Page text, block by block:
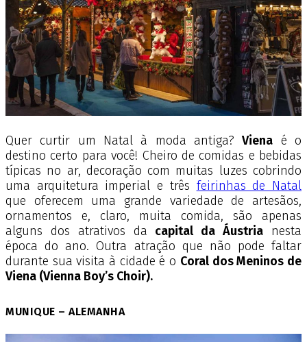
Quer curtir um Natal à moda antiga?Viena é o
destino certo para você! Cheiro de comidas e bebidas
típicas no ar, decoração com muitas luzes cobrindo
uma arquitetura imperial e três feirinhas de Natal
que oferecem uma grande variedade de artesãos,
ornamentos e, claro, muita comida, são apenas
alguns dos atrativos da capital da Áustria nesta
época do ano. Outra atração que não pode faltar
durante sua visita à cidade é o Coral dos Meninos de
Viena (Vienna Boy’s Choir).
MUNIQUE – ALEMANHA